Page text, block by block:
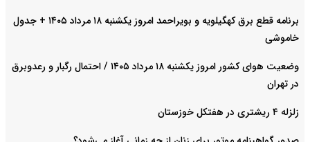
برنامه قطع برق کهگیلویه و بویراحمد امروز یکشنبه ۱۸ مرداد ۱۴۰۵ + جدول
خاموشی
وضعیت هوای کشور امروز یکشنبه ۱۸ مرداد ۱۴۰۵ / احتمال رگبار و رعدوبرق
در تهران
زلزله ۴ ریشتری در هفتکل خوزستان